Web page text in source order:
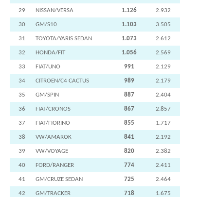
29 NISSAN/VERSA 1.126 2.932
30 GM/S10 1.103 3.505
31 TOYOTA/YARIS SEDAN 1.073 2.612
32 HONDA/FIT 1.056 2.569
33 FIAT/UNO 991 2.129
34 CITROEN/C4 CACTUS 989 2.179
35 GM/SPIN 887 2.404
36 FIAT/CRONOS 867 2.857
37 FIAT/FIORINO 855 1.717
38 VW/AMAROK 841 2.192
39 VW/VOYAGE 820 2.382
40 FORD/RANGER 774 2.411
41 GM/CRUZE SEDAN 725 2.464
42 GM/TRACKER 718 1.675